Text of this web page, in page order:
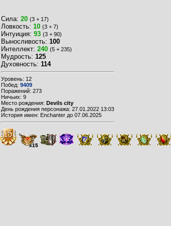
Сила: 20 (3 + 17)
Ловкость: 10 (3 + 7)
Интуиция: 93 (3 + 90)
Выносливость: 100
Интеллект: 240 (5 + 235)
Мудрость: 125
Духовность: 114
Уровень: 12
Побед: 9409
Поражений: 273
Ничьих: 9
Место рождения: Devils city
День рождения персонажа: 27.01.2022 13:03
История имен: Enchanter до 07.06.2025
x15